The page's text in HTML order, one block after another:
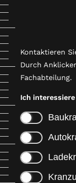
Kontaktieren
Durch
Fachabteilung.
Ich